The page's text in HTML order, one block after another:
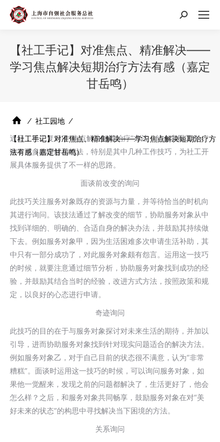
搜
【社工手记】对准焦点、精准解决——
学习焦点解决短期治疗方法有感（嘉定
甘岳鸣）
⁄ 社工园地 ⁄
【社工手记】对准焦点、精准解决——学习焦点解决短期治疗方
法有感（嘉定甘岳鸣）
近日，社工复习了“焦点解决短期治疗”方法，结合实际工作，
有了更多的理解和想法，特别是其中几种工作技巧，为社工开
展具体服务提供了不一样的思路。
面谈前改变的询问
此技巧关注服务对象既存的资源与力量，并等待恰当的时机向
其进行询问。该技法通过了解改变的细节，协助服务对象从中
找到详细的、明确的、合适自身的解决办法，并鼓励其持续做
下去。例如服务对象甲，因为生活困难多次申请生活补助，其
中只有一部分成功了，对此服务对象颇有怨言。运用这一技巧
的时候，就要注意通过细节分析，协助服务对象找到成功的经
验，并鼓励其结合当时的经验，改进方式方法，按照政策和规
定，以良好的心态进行申请。
奇迹询问
此技巧的目的在于与服务对象探讨对未来生活的期待，并加以
引导，进而协助服务对象找到针对现实问题适合的解决方法。
例如服务对象乙，对于自己目前的状态很不满意，认为“非常
糟糕”。面谈时运用这一技巧的时候，可以询问服务对象，如
果他一觉醒来，发现之前的问题都解决了，生活更好了，他会
怎么样？之后，和服务对象共同畅享，鼓励服务对象在对“美
好未来的状态”的构思中寻找解决当下困境的方法。
关系询问